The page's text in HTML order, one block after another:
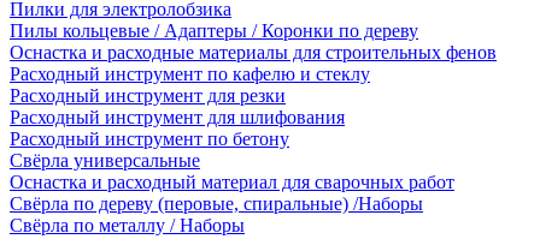
Пилки для электролобзика
Пилы кольцевые / Адаптеры / Коронки по дереву
Оснастка и расходные материалы для строительных фенов
Расходный инструмент по кафелю и стеклу
Расходный инструмент для резки
Расходный инструмент для шлифования
Расходный инструмент по бетону
Свёрла универсальные
Оснастка и расходный материал для сварочных работ
Свёрла по дереву (перовые, спиральные) /Наборы
Свёрла по металлу / Наборы